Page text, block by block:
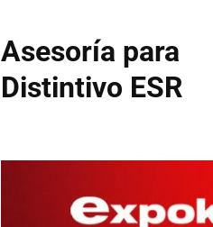
Asesoría para
Distintivo ESR